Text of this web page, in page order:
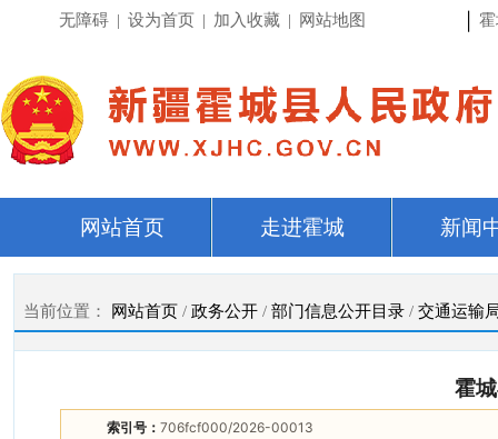
无障碍 | 设为首页 | 加入收藏 | 网站地图
网站首页 走进霍城 新闻
当前位置： 网站首页 / 政务公开 / 部门信息公开目录 / 交通运输
霍
索引号： 706fcf000/2026-00013